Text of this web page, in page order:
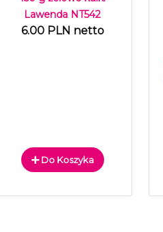
Lawenda NT542
6.00 PLN netto
Do Koszyka